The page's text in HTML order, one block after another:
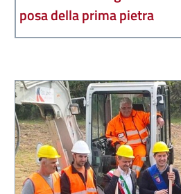
posa della prima pietra